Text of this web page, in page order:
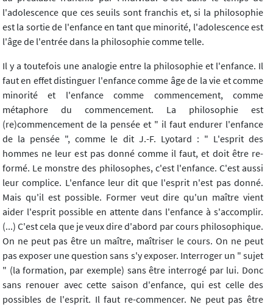
l'adolescence que ces seuils sont franchis et, si la philosophie
est la sortie de l'enfance en tant que minorité, l'adolescence est
l'âge de l'entrée dans la philosophie comme telle.
Il y a toutefois une analogie entre la philosophie et l'enfance. Il
faut en effet distinguer l'enfance comme âge de la vie et comme
minorité et l'enfance comme commencement, comme
métaphore du commencement. La philosophie est
(re)commencement de la pensée et " il faut endurer l'enfance
de la pensée ", comme le dit J.-F. Lyotard : " L'esprit des
hommes ne leur est pas donné comme il faut, et doit être re-
formé. Le monstre des philosophes, c'est l'enfance. C'est aussi
leur complice. L'enfance leur dit que l'esprit n'est pas donné.
Mais qu'il est possible. Former veut dire qu'un maître vient
aider l'esprit possible en attente dans l'enfance à s'accomplir.
(...) C'est cela que je veux dire d'abord par cours philosophique.
On ne peut pas être un maître, maîtriser le cours. On ne peut
pas exposer une question sans s'y exposer. Interroger un " sujet
" (la formation, par exemple) sans être interrogé par lui. Donc
sans renouer avec cette saison d'enfance, qui est celle des
possibles de l'esprit. Il faut re-commencer. Ne peut pas être